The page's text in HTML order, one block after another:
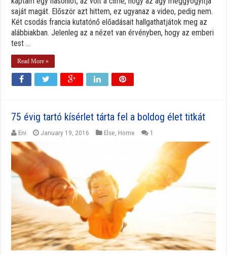
saját magát. Először azt hittem, ez ugyanaz a video, pedig nem.
Két csodás francia kutatónő előadásait hallgathatjátok meg az
alábbiakban. Jelenleg az a nézet van érvényben, hogy az emberi
test ...
Read More »
75 évig tartó kísérlet tárta fel a boldog élet titkát
Eni January 19, 2016 Else Home 1